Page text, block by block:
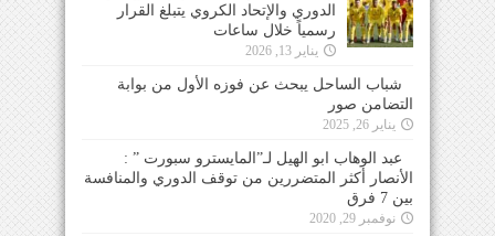
الدوري والإتحاد الكروي يتبلغ القرار
رسمياً خلال ساعات
يناير 13, 2026
شباب الساحل يبحث عن فوزه الأول من بوابة
التضامن صور
يناير 26, 2025
عبد الوهاب ابو الهيل لـ”المايسترو سبورت ” :
الأنصار أكثر المتضررين من توقف الدوري والمنافسة
بين 7 فرق
نوفمبر 29, 2020